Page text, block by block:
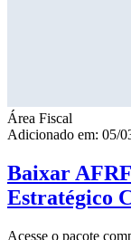
Área Fiscal
Adicionado em: 05/
Baixar
Estratégico
Acesse o pacote